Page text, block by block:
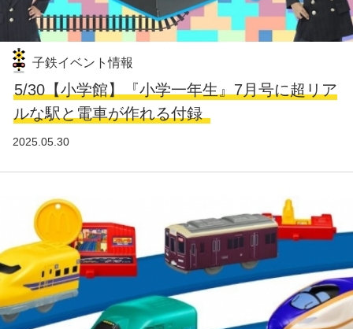
子鉄イベント情報
5/30【小学館】『小学一年生』7月号に超リア
ルな駅と電車が作れる付録
2025.05.30